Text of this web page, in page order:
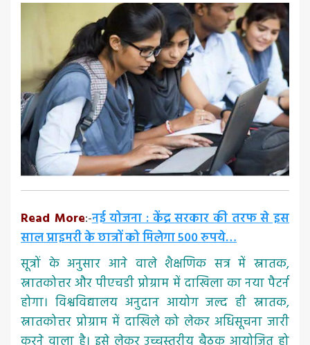
Read More:-नई योजना : केंद्र सरकार की तरफ से इस
साल प्राइमरी के छात्रों को मिलेगा 500 रुपये…
सूत्रों के अनुसार आने वाले शैक्षणिक सत्र में स्नातक,
स्नातकोत्तर और पीएचडी प्रोग्राम में दाखिला का नया पैटर्न
होगा। विश्वविद्यालय अनुदान आयोग जल्द ही स्नातक,
स्नातकोत्तर प्रोग्राम में दाखिले को लेकर अधिसूचना जारी